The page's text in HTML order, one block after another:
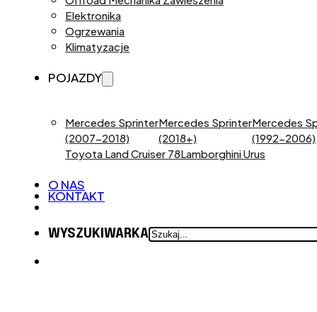
Elektronika
Ogrzewania
Klimatyzacje
POJAZDY
Mercedes Sprinter
(2007-2018)
Mercedes Sprinter
(2018+)
Mercedes
(1992-2006)
Toyota Land Cruiser 78Lamborghini Urus
O NAS
KONTAKT
WYSZUKIWARKASZUKAJ